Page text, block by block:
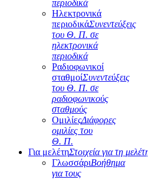
περιοδικά
Ηλεκτρονικά
περιοδικάΣυνεντεύξεις
του Θ. Π. σε
ηλεκτρονικά
περιοδικά
Ραδιοφωνικοί
σταθμοίΣυνεντεύξεις
του Θ. Π. σε
ραδιοφωνικούς
σταθμούς
ΟμιλίεςΔιάφορες
ομιλίες του
Θ. Π.
Για μελέτηΣτοιχεία για τη
ΓλωσσάριΒοήθημα
για τους